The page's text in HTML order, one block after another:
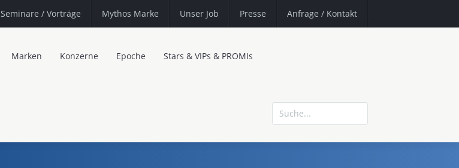
Seminare / Vorträge Mythos Marke Unser Job Presse Anfrage / Kontakt
Marken Konzerne Epoche Stars & VIPs & PROMIs